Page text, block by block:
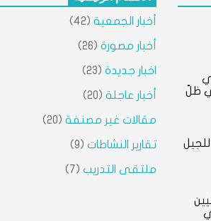
في ظلّ
أخبار الجمعية (42)
أخبار مصورة (26)
اخبار جديدة (23)
أخبار عاجلة (20)
مقالات غير مصنفة (20)
تقارير النشاطات (9)
ملتقى التدريب (7)